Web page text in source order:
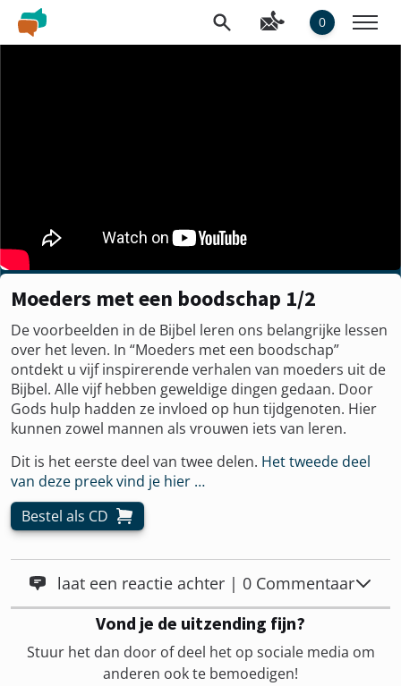
0
Moeders met een boodschap 1/2
De voorbeelden in de Bijbel leren ons belangrijke lessen
over het leven. In “Moeders met een boodschap”
ontdekt u vijf inspirerende verhalen van moeders uit de
Bijbel. Alle vijf hebben geweldige dingen gedaan. Door
Gods hulp hadden ze invloed op hun tijdgenoten. Hier
kunnen zowel mannen als vrouwen iets van leren.
Dit is het eerste deel van twee delen. Het tweede deel
van deze preek vind je hier …
Bestel als CD
laat een reactie achter | 0 Commentaar
Vond je de uitzending fijn?
Stuur het dan door of deel het op sociale media om
anderen ook te bemoedigen!